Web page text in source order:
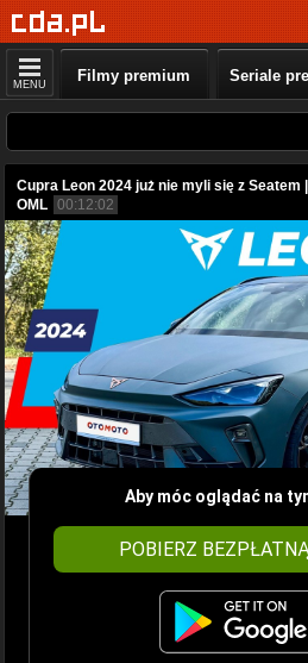
MENU Filmy premium Seriale
Cupra Leon 2024 już nie myli się z Seatem |
OML 00:12:02
Aby móc oglądać na
POBIERZ